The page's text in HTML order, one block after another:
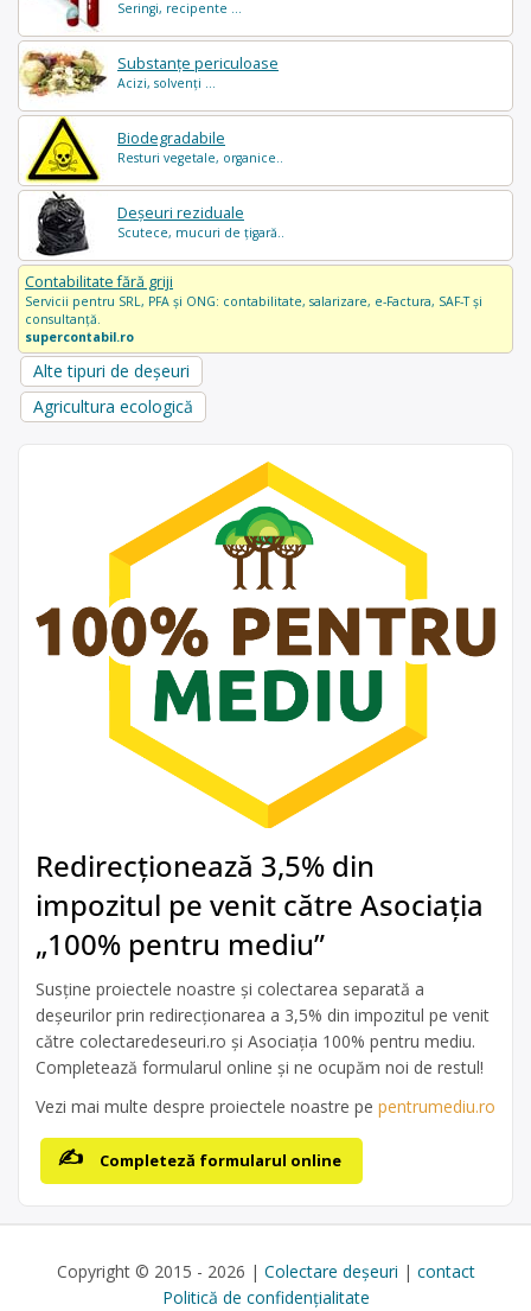
Seringi, recipente ...
Substanțe periculoase
Acizi, solvenți ...
Biodegradabile
Resturi vegetale, organice..
Deșeuri reziduale
Scutece, mucuri de țigară..
Contabilitate fără griji
Servicii pentru SRL, PFA și ONG: contabilitate, salarizare, e-Factura, SAF-T și
consultanță.
supercontabil.ro
Alte tipuri de deșeuri
Agricultura ecologică
Redirecționează 3,5% din
impozitul pe venit către Asociația
„100% pentru mediu”
Susține proiectele noastre și colectarea separată a
deșeurilor prin redirecționarea a 3,5% din impozitul pe venit
către colectaredeseuri.ro și Asociația 100% pentru mediu.
Completează formularul online și ne ocupăm noi de restul!
Vezi mai multe despre proiectele noastre pe pentrumediu.ro
Completeză formularul online
Copyright © 2015 - 2026 | Colectare deșeuri | contact
Politică de confidențialitate